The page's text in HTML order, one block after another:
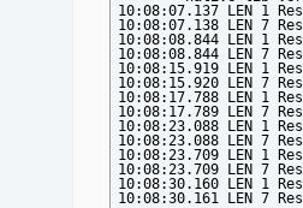
10:08:07.137 LEN
10:08:07.138 LEN
10:08:08.844 LEN
10:08:08.844 LEN
10:08:15.919 LEN
10:08:15.920 LEN
10:08:17.788 LEN
10:08:17.789 LEN
10:08:23.088 LEN
10:08:23.088 LEN
10:08:23.709 LEN
10:08:23.709 LEN
10:08:30.160 LEN
10:08:30.161 LEN